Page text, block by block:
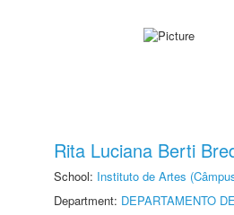
Rita Luciana Berti
School: Instituto de Artes
Department: DEPARTAMENTO